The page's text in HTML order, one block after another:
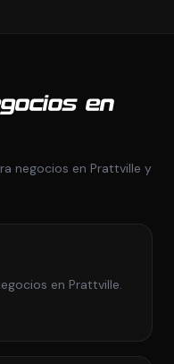
en
negocios en Prattville y
en Prattville.